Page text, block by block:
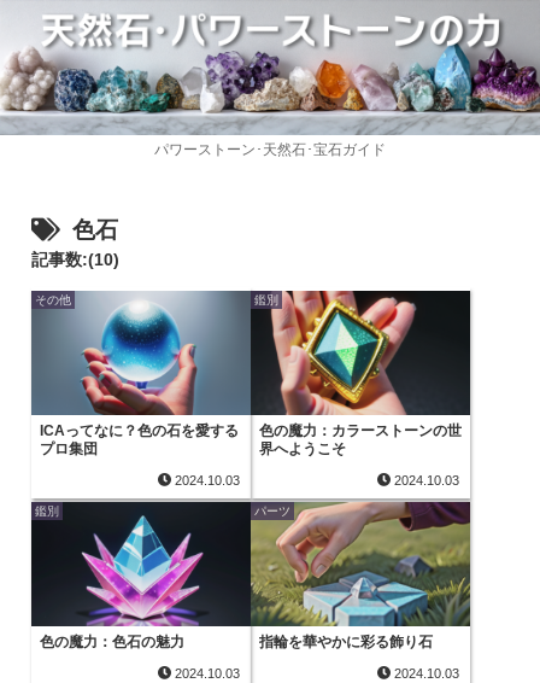
パワーストーン･天然石･宝石ガイド
色石
記事数:(10)
その他
ICAってなに？色の石を愛する
プロ集団
2024.10.03
鑑別
色の魔力：カラーストーンの世
界へようこそ
2024.10.03
鑑別
色の魔力：色石の魅力
2024.10.03
パーツ
指輪を華やかに彩る飾り石
2024.10.03